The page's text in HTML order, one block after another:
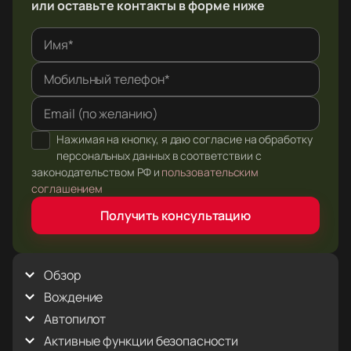
Обзор
Голосовые команды
Интерьер
Использование этого Руководства
Вождение
Track Mode
Антипробуксовочная система
Автопилот
Автопарковка
Активные функции безопасности
или оставьте контакты в форме ниже
Имя*
Мобильный телефон*
Email (по желанию)
Нажимая на кнопку, я даю согласие на обработку
персональных данных в соответствии с
законодательством РФ и пользовательским
соглашением
Получить консультацию